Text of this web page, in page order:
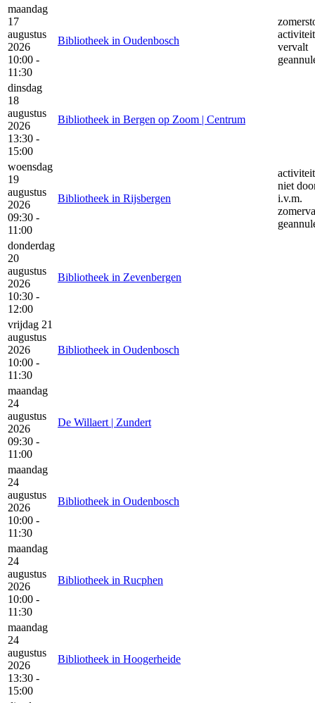
maandag
17
augustus
2026
10:00 -
11:30
Bibliotheek in Oudenbosch
activiteit
vervalt
dinsdag
18
augustus
2026
13:30 -
15:00
Bibliotheek in Bergen op Zoom | Centrum
woensdag
19
augustus
2026
09:30 -
11:00
Bibliotheek in Rijsbergen
niet
i.v.m.
donderdag
20
augustus
2026
10:30 -
12:00
Bibliotheek in Zevenbergen
vrijdag 21
augustus
2026
10:00 -
11:30
Bibliotheek in Oudenbosch
maandag
24
augustus
2026
09:30 -
11:00
De Willaert | Zundert
maandag
24
augustus
2026
10:00 -
11:30
Bibliotheek in Oudenbosch
maandag
24
augustus
2026
10:00 -
11:30
Bibliotheek in Rucphen
maandag
24
augustus
2026
13:30 -
15:00
Bibliotheek in Hoogerheide